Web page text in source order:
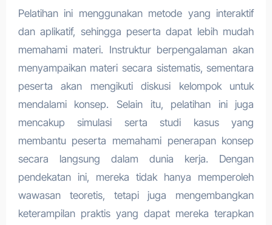
Pelatihan ini menggunakan metode yang interaktif
dan aplikatif, sehingga peserta dapat lebih mudah
memahami materi. Instruktur berpengalaman akan
menyampaikan materi secara sistematis, sementara
peserta akan mengikuti diskusi kelompok untuk
mendalami konsep. Selain itu, pelatihan ini juga
mencakup simulasi serta studi kasus yang
membantu peserta memahami penerapan konsep
secara langsung dalam dunia kerja. Dengan
pendekatan ini, mereka tidak hanya memperoleh
wawasan teoretis, tetapi juga mengembangkan
keterampilan praktis yang dapat mereka terapkan